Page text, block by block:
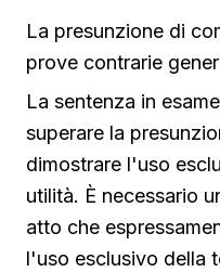
La presunzione di
prove contrarie
La sentenza in
superare la
dimostrare l'uso
utilità. È necessario
atto che
l'uso esclusivo della